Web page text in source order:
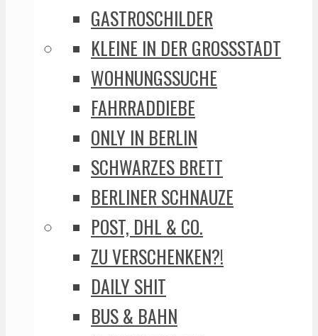
GASTROSCHILDER
KLEINE IN DER GROSSSTADT
WOHNUNGSSUCHE
FAHRRADDIEBE
ONLY IN BERLIN
SCHWARZES BRETT
BERLINER SCHNAUZE
POST, DHL & CO.
ZU VERSCHENKEN?!
DAILY SHIT
BUS & BAHN